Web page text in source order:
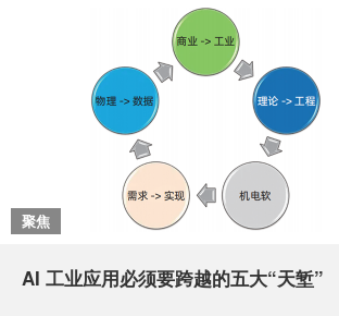
聚焦
AI 工业应用必须要跨越的五大“天堑”